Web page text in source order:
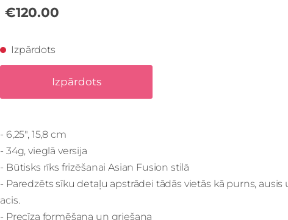
€120.00
Izpārdots
Izpārdots
- 6,25", 15,8 cm
- 34g, vieglā versija
- Būtisks rīks frizēšanai Asian Fusion stilā
- Paredzēts sīku detaļu apstrādei tādās vietās kā purns, ausis
acis.
- Precīza formēšana un griešana